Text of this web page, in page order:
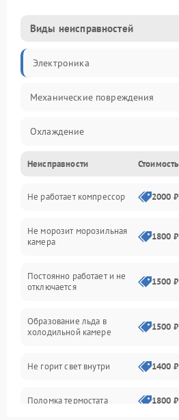
Виды неисправностей
Электроника
Механические повреждения
Охлаждение
Механика
Электропитание
Дренаж
Неисправности Стоимость
Не работает компрессор 2000 ₽
Не морозит морозильная
камера
1800 ₽
Постоянно работает и не
отключается
1500 ₽
Образование льда в
холодильной камере
1500 ₽
Не горит свет внутри 1400 ₽
Поломка термостата 1800 ₽